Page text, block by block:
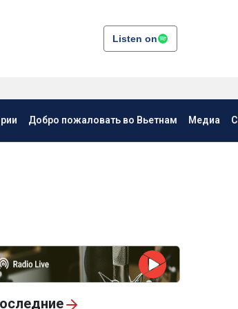
Listen on
Добро пожаловать во Вьетнам Медиа